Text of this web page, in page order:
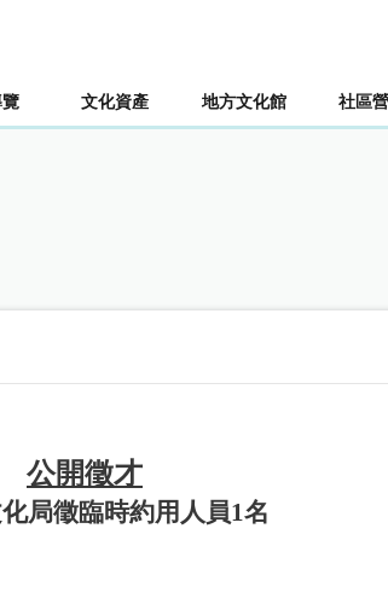
文化資產 地方文化館 社區
公開徵才
局徵臨時約用人員1名